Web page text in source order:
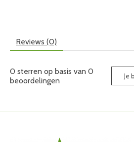
Reviews (0)
0 sterren op basis van 0
beoordelingen
Je